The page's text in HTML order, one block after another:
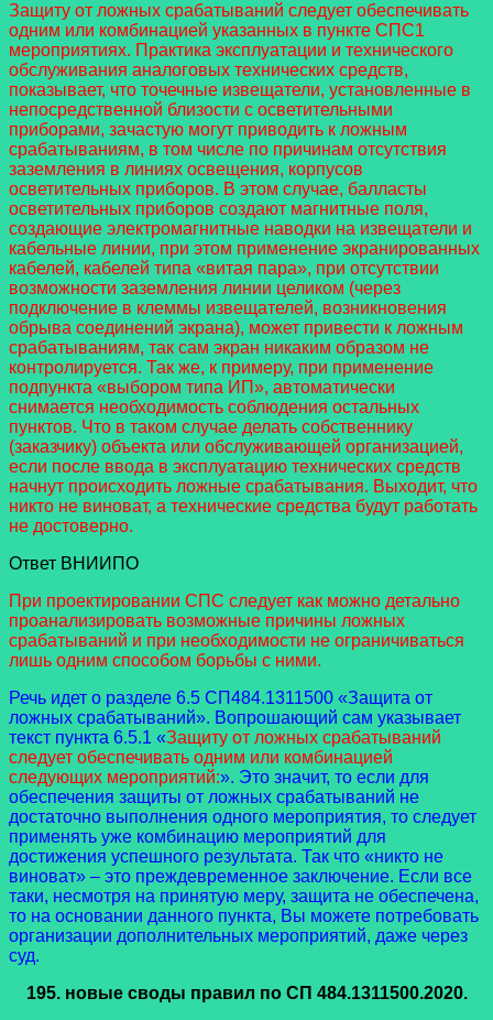
Защиту от ложных срабатываний следует обеспечивать
одним или комбинацией указанных в пункте СПС1
мероприятиях. Практика эксплуатации и технического
обслуживания аналоговых технических средств,
показывает, что точечные извещатели, установленные в
непосредственной близости с осветительными
приборами, зачастую могут приводить к ложным
срабатываниям, в том числе по причинам отсутствия
заземления в линиях освещения, корпусов
осветительных приборов. В этом случае, балласты
осветительных приборов создают магнитные поля,
создающие электромагнитные наводки на извещатели и
кабельные линии, при этом применение экранированных
кабелей, кабелей типа «витая пара», при отсутствии
возможности заземления линии целиком (через
подключение в клеммы извещателей, возникновения
обрыва соединений экрана), может привести к ложным
срабатываниям, так сам экран никаким образом не
контролируется. Так же, к примеру, при применение
подпункта «выбором типа ИП», автоматически
снимается необходимость соблюдения остальных
пунктов. Что в таком случае делать собственнику
(заказчику) объекта или обслуживающей организацией,
если после ввода в эксплуатацию технических средств
начнут происходить ложные срабатывания. Выходит, что
никто не виноват, а технические средства будут работать
не достоверно.
Ответ ВНИИПО
При проектировании СПС следует как можно детально
проанализировать возможные причины ложных
срабатываний и при необходимости не ограничиваться
лишь одним способом борьбы с ними.
Речь идет о разделе 6.5 СП484.1311500 «Защита от
ложных срабатываний». Вопрошающий сам указывает
текст пункта 6.5.1 «Защиту от ложных срабатываний
следует обеспечивать одним или комбинацией
следующих мероприятий:». Это значит, то если для
обеспечения защиты от ложных срабатываний не
достаточно выполнения одного мероприятия, то следует
применять уже комбинацию мероприятий для
достижения успешного результата. Так что «никто не
виноват» – это преждевременное заключение. Если все
таки, несмотря на принятую меру, защита не обеспечена,
то на основании данного пункта, Вы можете потребовать
организации дополнительных мероприятий, даже через
суд.
195. новые своды правил по СП 484.1311500.2020.